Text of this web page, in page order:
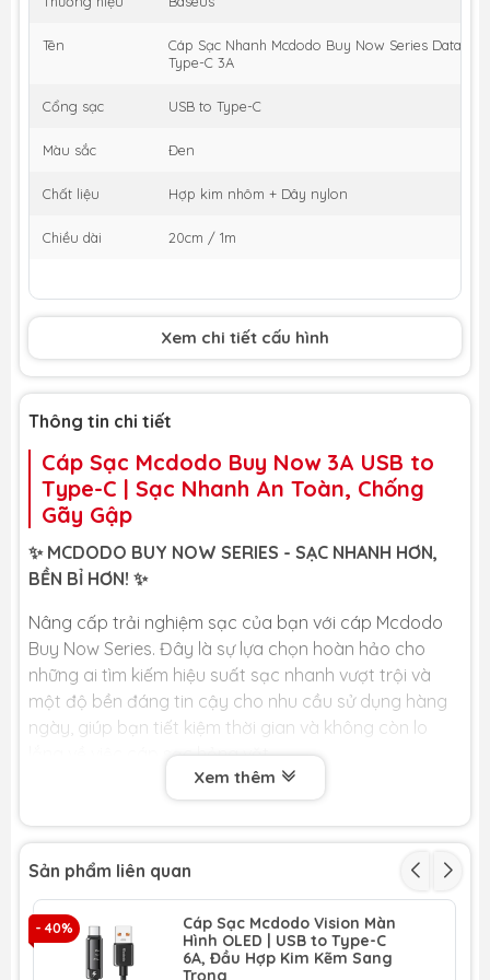
Tên
Cáp Sạc Nhanh Mcdodo Buy Now Series Data
Type-C 3A
Cổng sạc USB to Type-C
Màu sắc Đen
Chất liệu Hợp kim nhôm + Dây nylon
Chiều dài 20cm / 1m
Xem chi tiết cấu hình
Thông tin chi tiết
Cáp Sạc Mcdodo Buy Now 3A USB to
Type-C | Sạc Nhanh An Toàn, Chống
Gãy Gập
✨ MCDODO BUY NOW SERIES - SẠC NHANH HƠN,
BỀN BỈ HƠN! ✨
Nâng cấp trải nghiệm sạc của bạn với cáp Mcdodo
Buy Now Series. Đây là sự lựa chọn hoàn hảo cho
những ai tìm kiếm hiệu suất sạc nhanh vượt trội và
một độ bền đáng tin cậy cho nhu cầu sử dụng hàng
ngày, giúp bạn tiết kiệm thời gian và không còn lo
lắng về việc cáp sạc hỏng vặt.
🏆 LỢI ÍCH CỐT LÕI DÀNH CHO BẠN 🏆
⚡️ Tốc Độ Sạc Nhanh Vượt Trội: Hỗ trợ dòng sạc cao,
giúp nạp đầy năng lượng cho các thiết bị của bạn
tiết kiệm thời gian chờ đợi.
💪 Dây Dù Bện Siêu Bền, Chống Đứt Gãy: Cấu trúc
Xem thêm
Sản phẩm liên quan
- 40%
Cáp Sạc Mcdodo Vision Màn
Hình OLED | USB to Type-C
6A, Đầu Hợp Kim Kẽm Sang
Trọng